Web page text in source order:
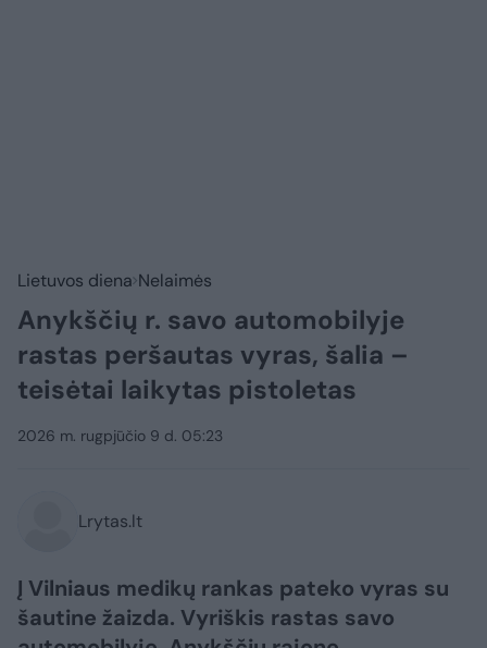
Lietuvos diena Nelaimės
Anykščių r. savo automobilyje
rastas peršautas vyras, šalia –
teisėtai laikytas pistoletas
2026 m. rugpjūčio 9 d. 05:23
Lrytas.lt
Į Vilniaus medikų rankas pateko vyras su
šautine žaizda. Vyriškis rastas savo